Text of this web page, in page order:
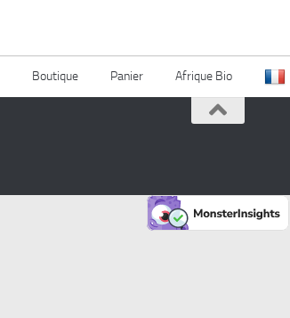
Boutique Panier Afrique Bio